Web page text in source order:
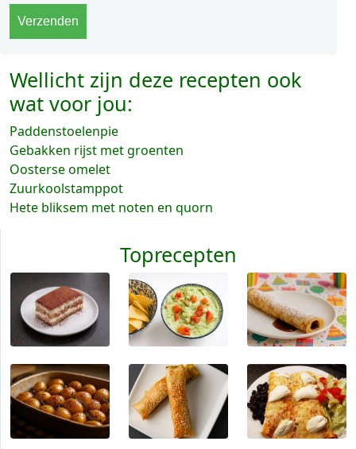
Wellicht zijn deze recepten ook
wat voor jou:
Paddenstoelenpie
Gebakken rijst met groenten
Oosterse omelet
Zuurkoolstamppot
Hete bliksem met noten en quorn
Toprecepten